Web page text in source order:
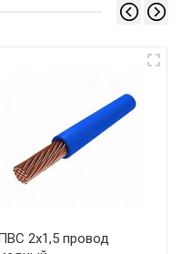
2х1,5 провод